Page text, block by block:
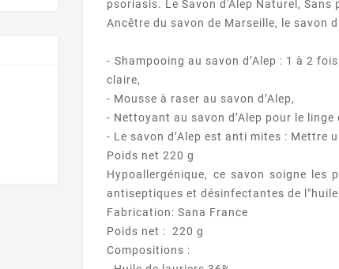
psoriasis. Le Savon d'Alep Naturel,
Ancêtre du savon de Marseille, le savon
- Shampooing au savon d’Alep : 1 à 2
claire,
- Mousse à raser au savon d’Alep,
- Nettoyant au savon d’Alep pour le linge
- Le savon d’Alep est anti mites : Mettre
Poids net 220 g
Hypoallergénique, ce savon soigne les
antiseptiques et désinfectantes de
Fabrication: Sana France
Poids net : 220 g
Compositions :